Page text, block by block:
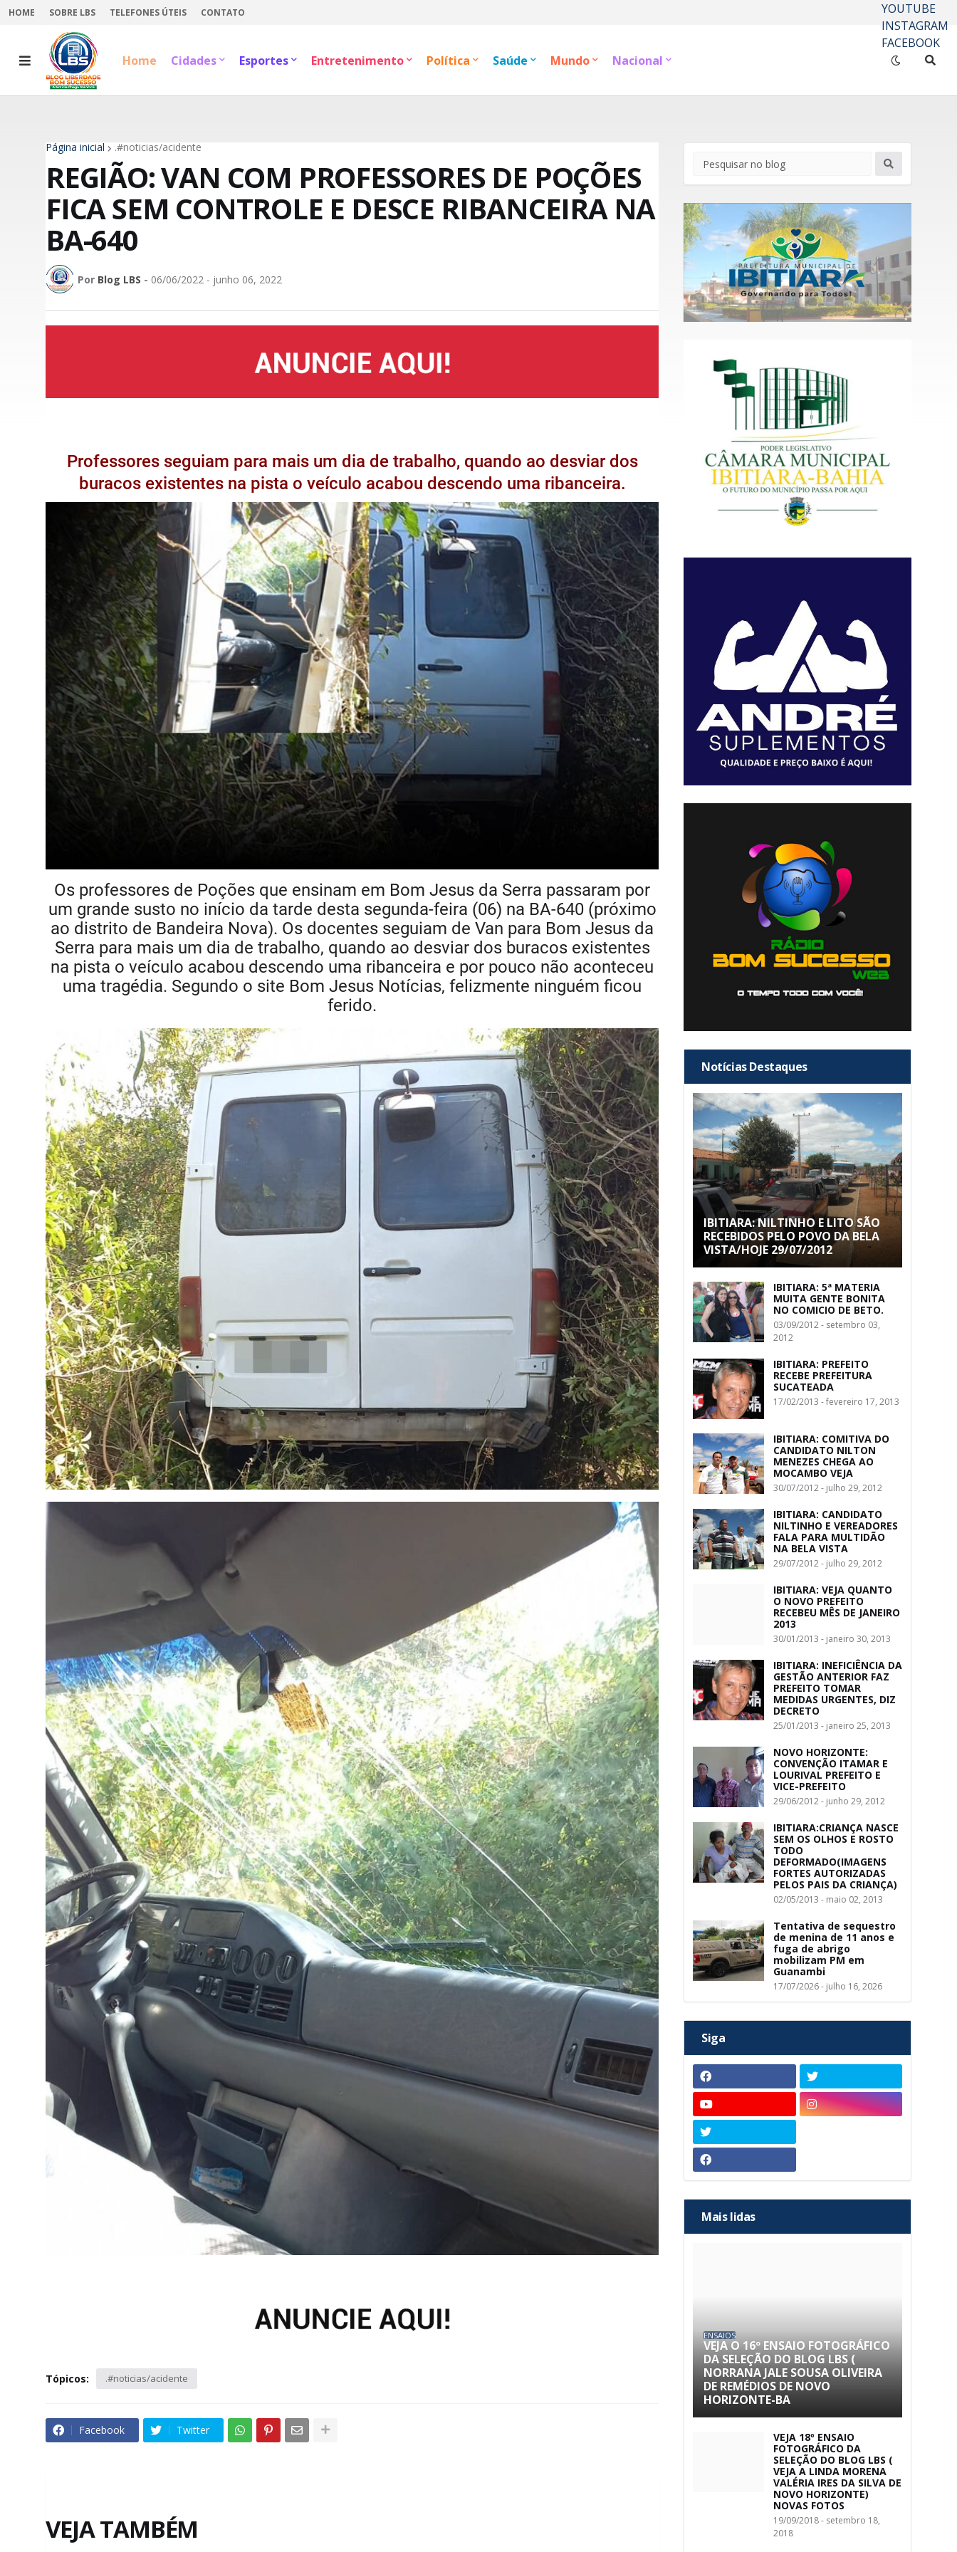
HOME SOBRE LBS TELEFONES ÚTEIS CONTATO
YOUTUBE
INSTAGRAM
FACEBOOK
Home
Cidades Esportes Entretenimento Política Saúde Mundo Nacional
Página inicial .#noticias/acidente
REGIÃO: VAN COM PROFESSORES DE POÇÕES
FICA SEM CONTROLE E DESCE RIBANCEIRA NA
BA-640
Por Blog LBS - 06/06/2022 - junho 06, 2022
Professores seguiam para mais um dia de trabalho, quando ao desviar dos
buracos existentes na pista o veículo acabou descendo uma ribanceira.
Os professores de Poções que ensinam em Bom Jesus da Serra passaram por
um grande susto no início da tarde desta segunda-feira (06) na BA-640 (próximo
ao distrito de Bandeira Nova). Os docentes seguiam de Van para Bom Jesus da
Serra para mais um dia de trabalho, quando ao desviar dos buracos existentes
na pista o veículo acabou descendo uma ribanceira e por pouco não aconteceu
uma tragédia. Segundo o site Bom Jesus Notícias, felizmente ninguém ficou
ferido.
Tópicos: .#noticias/acidente
Facebook Twitter
VEJA TAMBÉM
Notícias Destaques
IBITIARA: NILTINHO E LITO SÃO
RECEBIDOS PELO POVO DA BELA
VISTA/HOJE 29/07/2012
IBITIARA: 5ª MATERIA
MUITA GENTE BONITA
NO COMICIO DE BETO.
03/09/2012 - setembro 03,
2012
IBITIARA: PREFEITO
RECEBE PREFEITURA
SUCATEADA
17/02/2013 - fevereiro 17, 2013
IBITIARA: COMITIVA DO
CANDIDATO NILTON
MENEZES CHEGA AO
MOCAMBO VEJA
30/07/2012 - julho 29, 2012
IBITIARA: CANDIDATO
NILTINHO E VEREADORES
FALA PARA MULTIDÃO
NA BELA VISTA
29/07/2012 - julho 29, 2012
IBITIARA: VEJA QUANTO
O NOVO PREFEITO
RECEBEU MÊS DE JANEIRO
2013
30/01/2013 - janeiro 30, 2013
IBITIARA: INEFICIÊNCIA DA
GESTÃO ANTERIOR FAZ
PREFEITO TOMAR
MEDIDAS URGENTES, DIZ
DECRETO
25/01/2013 - janeiro 25, 2013
NOVO HORIZONTE:
CONVENÇÃO ITAMAR E
LOURIVAL PREFEITO E
VICE-PREFEITO
29/06/2012 - junho 29, 2012
IBITIARA:CRIANÇA NASCE
SEM OS OLHOS E ROSTO
TODO
DEFORMADO(IMAGENS
FORTES AUTORIZADAS
PELOS PAIS DA CRIANÇA)
02/05/2013 - maio 02, 2013
Tentativa de sequestro
de menina de 11 anos e
fuga de abrigo
mobilizam PM em
Guanambi
17/07/2026 - julho 16, 2026
Siga
Mais lidas
ENSAIOS
VEJA O 16º ENSAIO FOTOGRÁFICO
DA SELEÇÃO DO BLOG LBS (
NORRANA JALE SOUSA OLIVEIRA
DE REMÉDIOS DE NOVO
HORIZONTE-BA
VEJA 18º ENSAIO
FOTOGRÁFICO DA
SELEÇÃO DO BLOG LBS (
VEJA A LINDA MORENA
VALÉRIA IRES DA SILVA DE
NOVO HORIZONTE)
NOVAS FOTOS
19/09/2018 - setembro 18,
2018